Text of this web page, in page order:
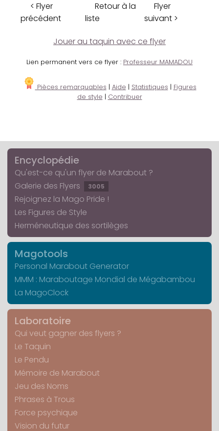
< Flyer
précédent
Retour à la
liste
Flyer
suivant >
Jouer au taquin avec ce flyer
Lien permanent vers ce flyer : Professeur MAMADOU
Pièces remarquables | Aide | Statistiques | Figures
de style | Contribuer
Encyclopédie
Qu'est-ce qu'un flyer de Marabout ?
Galerie des Flyers
3005
Rejoignez la Mago Pride !
Les Figures de Style
Herméneutique des sortilèges
Magotools
Personal Marabout Generator
MMM : Maraboutage Mondial de Mégabambou
La MagoClock
Laboratoire
Qui veut gagner des flyers ?
Le Taquin
Le Pendu
Mémoire de Marabout
Jeu des Noms
Phrases à Trous
Force psychique
Vision du futur